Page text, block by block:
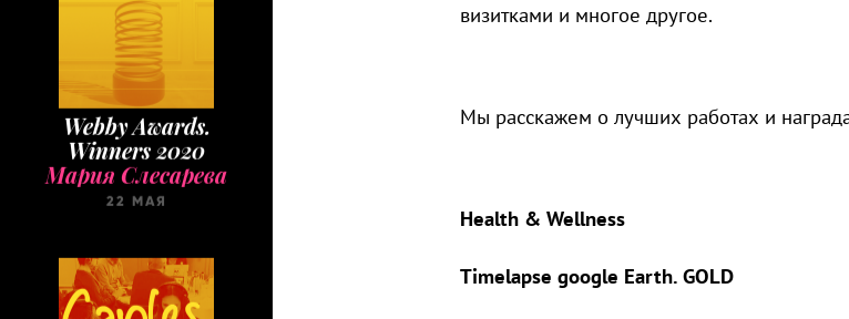
Webby Awards.
Winners 2020
Мария Слесарева
22 МАЯ
визитками и многое другое.
Мы расскажем о лучших работах и
Health & Wellness
Timelapse google Earth. GOLD